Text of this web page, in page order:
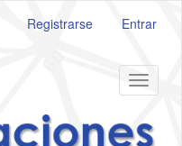
Registrarse Entrar
Toggle